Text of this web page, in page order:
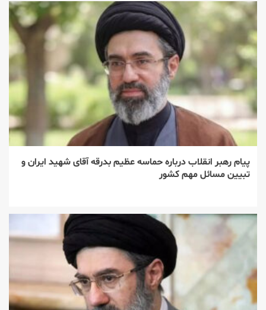
پیام رهبر انقلاب درباره حماسه عظیم بدرقه آقای شهید ایران و
تبیین مسائل مهم کشور